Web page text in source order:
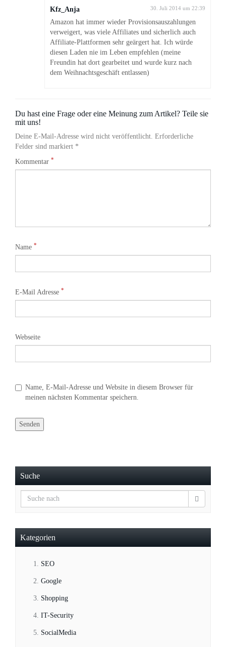
Kfz_Anja 30. Juli 2014 um 22:39
Amazon hat immer wieder Provisionsauszahlungen
verweigert, was viele Affiliates und sicherlich auch
Affiliate-Plattformen sehr geärgert hat. Ich würde
diesen Laden nie im Leben empfehlen (meine
Freundin hat dort gearbeitet und wurde kurz nach
dem Weihnachtsgeschäft entlassen)
Du hast eine Frage oder eine Meinung zum Artikel? Teile sie
mit uns!
Deine E-Mail-Adresse wird nicht veröffentlicht. Erforderliche
Felder sind markiert *
Kommentar *
Name *
E-Mail Adresse *
Webseite
Name, E-Mail-Adresse und Website in diesem Browser für
meinen nächsten Kommentar speichern.
Suche
Kategorien
SEO
Google
Shopping
IT-Security
SocialMedia